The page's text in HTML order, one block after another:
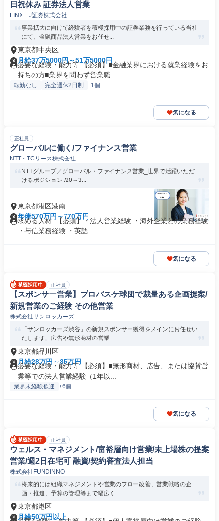
日祝休み 証券法人営業
FINX J証券株式会社
事業拡大に向けて経験者を積極採用中の証券業務を行っている当社
にて、金融商品法人営業をお任せ...
東京都中央区
月給37万5000円～51万5000円
必要な経験・能力等 【必須】■金融業界における就業経験をお
持ちの方■業界を問わず営業職...
転勤なし 完全週休2日制 +1個
気になる
正社員
グローバルに働く/ファイナンス営業
NTT・TCリース株式会社
NTTグループ／グローバル・ファイナンス営業_世界で活躍いただ
けるポジション /20～3...
東京都港区港南
年俸570万円～770万円
求める人材: 【必須】・法人営業経験 ・海外企業との業務経験
・与信業務経験 ・英語...
気になる
正社員
【スポンサー営業】プロバスケ球団で裁量ある企画提案/
新規営業のご経験 その他営業
株式会社サンロッカーズ
「サンロッカーズ渋谷」の新規スポンサー獲得をメインにお任せい
たします。広告や無形商材の営業...
東京都品川区
月給28万円～35万円
必要な経験・能力等 【必須】■無形商材、広告、または協賛営
業等での法人営業経験（1年以...
業界未経験歓迎 +6個
気になる
正社員
ウェルス・マネジメント/富裕層向け営業/未上場株の提案
営業/週2日在宅可 融資/契約審査法人担当
株式会社FUNDINNO
将来的には組織マネジメントや営業のフロー改善、営業戦略の企
画・推進、予算の管理等まで幅広く...
東京都港区
月給50万円以上